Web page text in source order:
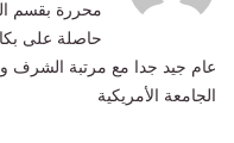
محررة بقسم
حاصلة على
عام جيد جدا مع مرتبة الشرف
الجامعة الأمريكية